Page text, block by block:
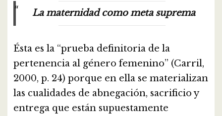
La maternidad como meta suprema
Ésta es la “prueba definitoria de la
pertenencia al género femenino” (Carril,
2000, p. 24) porque en ella se materializan
las cualidades de abnegación, sacrificio y
entrega que están supuestamente